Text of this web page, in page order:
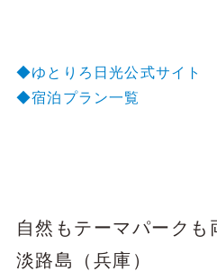
◆ゆとりろ日光公式サイト
◆宿泊プラン一覧
自然もテーマパークも
淡路島（兵庫）